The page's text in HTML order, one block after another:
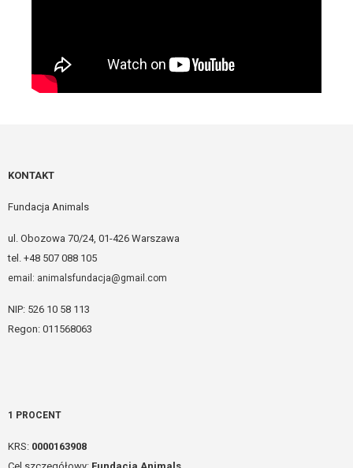
KONTAKT
Fundacja Animals
ul. Obozowa 70/24, 01-426 Warszawa
tel. +48 507 088 105
email: animalsfundacja@gmail.com
NIP: 526 10 58 113
Regon: 011568063
1 PROCENT
KRS: 0000163908